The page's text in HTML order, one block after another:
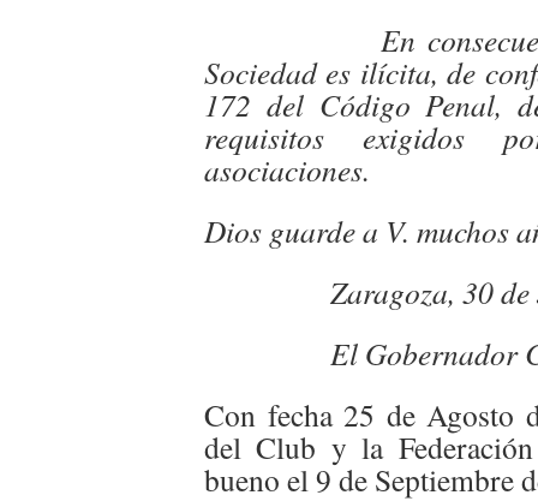
En consecuencia
Sociedad es ilícita, de
172 del Código Penal,
requisitos exigidos
asociaciones.
Dios guarde a V. muchos
Zaragoza, 30 de
El Gobernador
Con fecha 25 de Agosto
del Club y la
bueno el 9 de Septiembre